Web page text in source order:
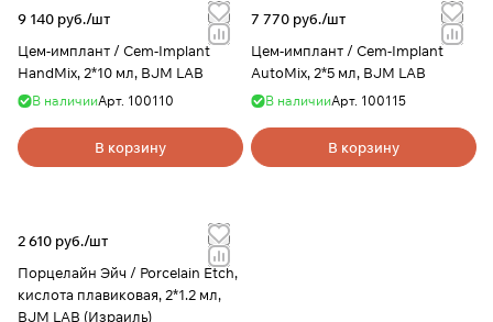
9 140 руб./шт
Цем-имплант / Cem-Implant
HandMix, 2*10 мл, BJM LAB
В наличииАрт. 100110
В корзину
7 770 руб./шт
Цем-имплант / Cem-Implant
AutoMix, 2*5 мл, BJM LAB
В наличииАрт. 100115
В корзину
2 610 руб./шт
Порцелайн Эйч / Porcelain Etch,
кислота плавиковая, 2*1.2 мл,
BJM LAB (Израиль)